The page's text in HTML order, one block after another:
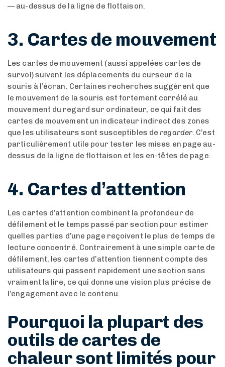
— au-dessus de la ligne de flottaison.
3. Cartes de mouvement
Les cartes de mouvement (aussi appelées cartes de
survol) suivent les déplacements du curseur de la
souris à l’écran. Certaines recherches suggèrent que
le mouvement de la souris est fortement corrélé au
mouvement du regard sur ordinateur, ce qui fait des
cartes de mouvement un indicateur indirect des zones
que les utilisateurs sont susceptibles deregarder. C’est
particulièrement utile pour tester les mises en page au-
dessus de la ligne de flottaison et les en-têtes de page.
4. Cartes d’attention
Les cartes d’attention combinent la profondeur de
défilement et le temps passé par section pour estimer
quelles parties d’une page reçoivent le plus de temps de
lecture concentré. Contrairement à une simple carte de
défilement, les cartes d’attention tiennent compte des
utilisateurs qui passent rapidement une section sans
vraiment la lire, ce qui donne une vision plus précise de
l’engagement avec le contenu.
Pourquoi la plupart des
outils de cartes de
chaleur sont limités pour